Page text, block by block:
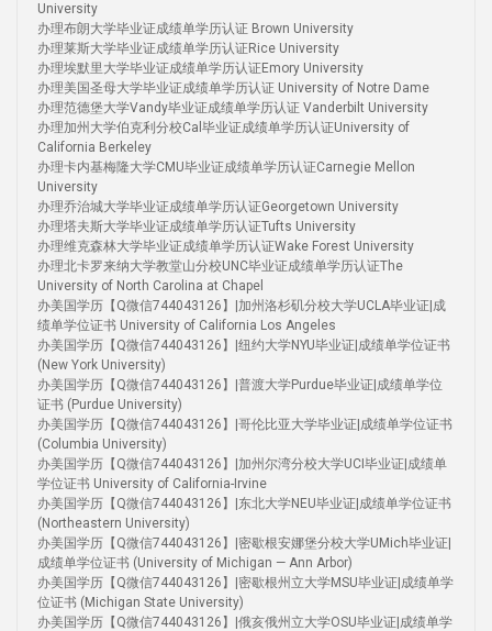
University
办理布朗大学毕业证成绩单学历认证 Brown University
办理莱斯大学毕业证成绩单学历认证Rice University
办理埃默里大学毕业证成绩单学历认证Emory University
办理美国圣母大学毕业证成绩单学历认证 University of Notre Dame
办理范德堡大学Vandy毕业证成绩单学历认证 Vanderbilt University
办理加州大学伯克利分校Cal毕业证成绩单学历认证University of
California Berkeley
办理卡内基梅隆大学CMU毕业证成绩单学历认证Carnegie Mellon
University
办理乔治城大学毕业证成绩单学历认证Georgetown University
办理塔夫斯大学毕业证成绩单学历认证Tufts University
办理维克森林大学毕业证成绩单学历认证Wake Forest University
办理北卡罗来纳大学教堂山分校UNC毕业证成绩单学历认证The
University of North Carolina at Chapel
办美国学历【Q微信744043126】|加州洛杉矶分校大学UCLA毕业证|成
绩单学位证书 University of California Los Angeles
办美国学历【Q微信744043126】|纽约大学NYU毕业证|成绩单学位证书
(New York University)
办美国学历【Q微信744043126】|普渡大学Purdue毕业证|成绩单学位
证书 (Purdue University)
办美国学历【Q微信744043126】|哥伦比亚大学毕业证|成绩单学位证书
(Columbia University)
办美国学历【Q微信744043126】|加州尔湾分校大学UCI毕业证|成绩单
学位证书 University of California-Irvine
办美国学历【Q微信744043126】|东北大学NEU毕业证|成绩单学位证书
(Northeastern University)
办美国学历【Q微信744043126】|密歇根安娜堡分校大学UMich毕业证|
成绩单学位证书 (University of Michigan — Ann Arbor)
办美国学历【Q微信744043126】|密歇根州立大学MSU毕业证|成绩单学
位证书 (Michigan State University)
办美国学历【Q微信744043126】|俄亥俄州立大学OSU毕业证|成绩单学